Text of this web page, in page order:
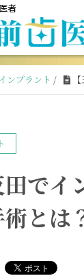
者
インプラント /
田で
とは